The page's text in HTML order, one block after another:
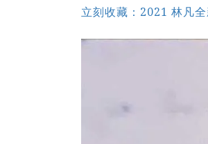
立刻收藏：2021 林凡